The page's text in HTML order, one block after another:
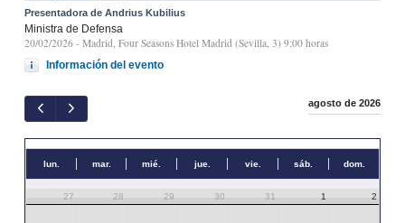
Presentadora de Andrius Kubilius
Ministra de Defensa
20/02/2026 - Madrid, Four Seasons Hotel Madrid (Sevilla, 3) 9:00 horas
Información del evento
agosto de 2026
lun. mar. mié. jue. vie. sáb. dom.
27 28 29 30 31 1 2